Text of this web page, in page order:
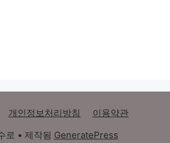
개인정보처리방침
이용약관
로 • 제작됨 GeneratePress